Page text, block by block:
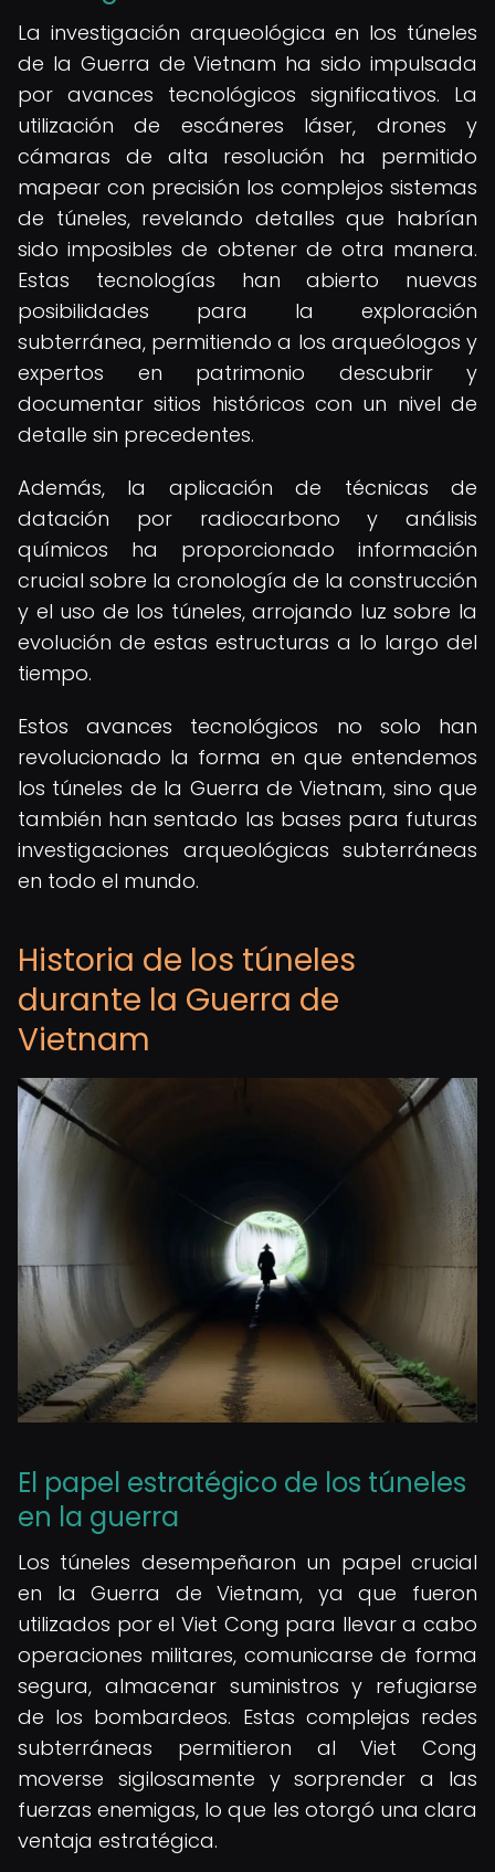
La investigación arqueológica en los túneles
de la Guerra de Vietnam ha sido impulsada
por avances tecnológicos significativos. La
utilización de escáneres láser, drones y
cámaras de alta resolución ha permitido
mapear con precisión los complejos sistemas
de túneles, revelando detalles que habrían
sido imposibles de obtener de otra manera.
Estas tecnologías han abierto nuevas
posibilidades para la exploración
subterránea, permitiendo a los arqueólogos y
expertos en patrimonio descubrir y
documentar sitios históricos con un nivel de
detalle sin precedentes.
Además, la aplicación de técnicas de
datación por radiocarbono y análisis
químicos ha proporcionado información
crucial sobre la cronología de la construcción
y el uso de los túneles, arrojando luz sobre la
evolución de estas estructuras a lo largo del
tiempo.
Estos avances tecnológicos no solo han
revolucionado la forma en que entendemos
los túneles de la Guerra de Vietnam, sino que
también han sentado las bases para futuras
investigaciones arqueológicas subterráneas
en todo el mundo.
Historia de los túneles
durante la Guerra de
Vietnam
El papel estratégico de los túneles
en la guerra
Los túneles desempeñaron un papel crucial
en la Guerra de Vietnam, ya que fueron
utilizados por el Viet Cong para llevar a cabo
operaciones militares, comunicarse de forma
segura, almacenar suministros y refugiarse
de los bombardeos. Estas complejas redes
subterráneas permitieron al Viet Cong
moverse sigilosamente y sorprender a las
fuerzas enemigas, lo que les otorgó una clara
ventaja estratégica.